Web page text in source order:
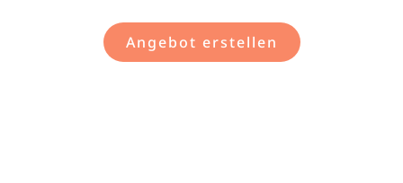
Angebot erstellen